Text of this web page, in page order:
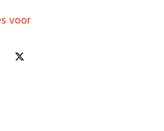
mee
voor